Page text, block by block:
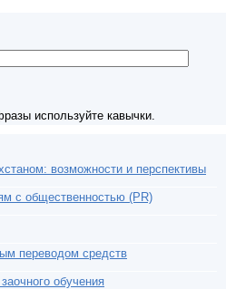
используйте кавычки.
возможности и перспективы
с общественностью (PR)
переводом средств
обучения